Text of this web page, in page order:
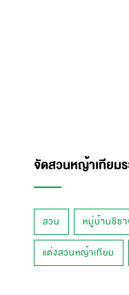
จัดสวนหญ้าเทียม
สวน หมู่บ้านชิช
แต่งสวนหญ้าเทียม